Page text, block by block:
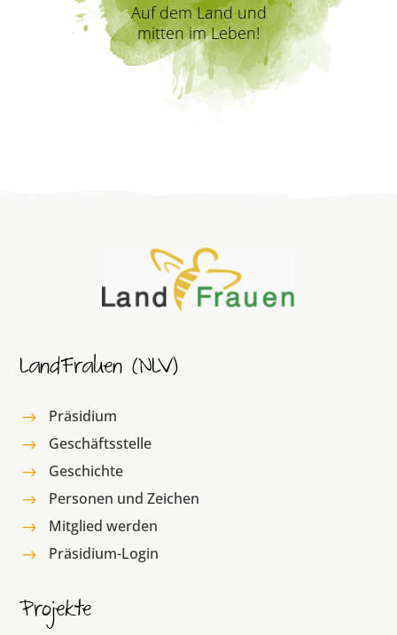
Auf dem Land und
mitten im Leben!
LandFrauen (NLV)
$ Präsidium
$ Geschäftsstelle
$ Geschichte
$ Personen und Zeichen
$ Mitglied werden
$ Präsidium-Login
Projekte